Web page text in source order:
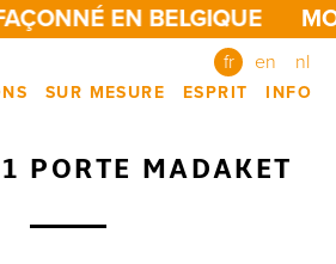
EN BELGIQUE
fr en nl
SUR MESURE ESPRIT INFO
PORTE MADAKET